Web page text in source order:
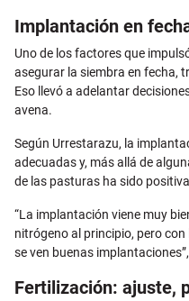
Implantación en
Uno de los factores que
asegurar la siembra en fecha,
Eso llevó a adelantar
avena.
Según Urrestarazu, la
adecuadas y, más allá de
de las pasturas ha sido
“La implantación viene muy
nitrógeno al principio, pero
se ven buenas
Fertilización: ajuste,